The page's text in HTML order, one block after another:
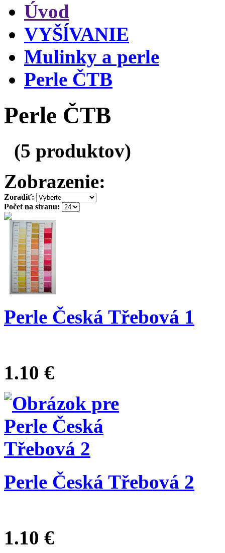
Úvod
VYŠĺVANIE
Mulinky a perle
Perle ČTB
Perle ČTB
(5 produktov)
Zobrazenie:
Zoradiť:
Počet na stranu:
Perle Česká Třebová 1
1.10 €
Perle Česká Třebová 2
1.10 €